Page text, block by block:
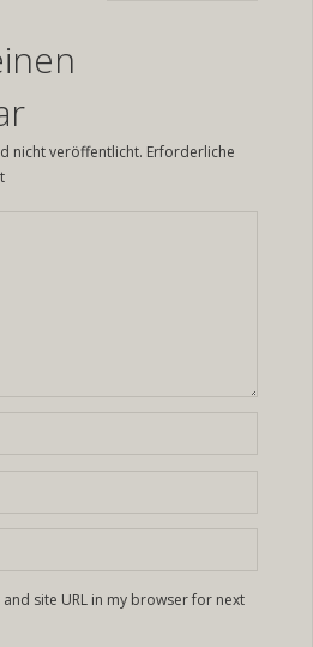
nicht veröffentlicht. Erforderliche
and site URL in my browser for next